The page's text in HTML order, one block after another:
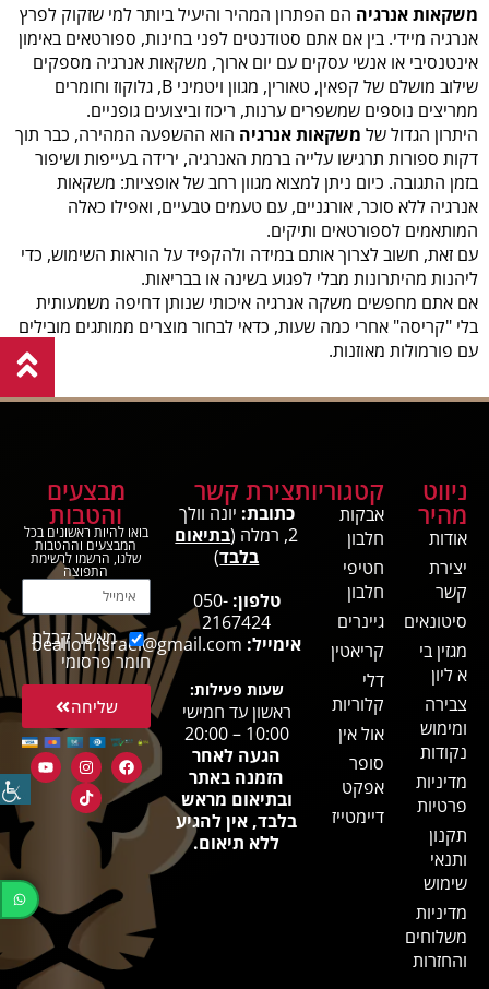
משקאות אנרגיה הם הפתרון המהיר והיעיל ביותר למי שזקוק לפרץ
אנרגיה מיידי. בין אם אתם סטודנטים לפני בחינות, ספורטאים באימון
אינטנסיבי או אנשי עסקים עם יום ארוך, משקאות אנרגיה מספקים
שילוב מושלם של קפאין, טאורין, מגוון ויטמיני B, גלוקוז וחומרים
ממריצים נוספים שמשפרים ערנות, ריכוז וביצועים גופניים.
היתרון הגדול של משקאות אנרגיה הוא ההשפעה המהירה, כבר תוך
דקות ספורות תרגישו עלייה ברמת האנרגיה, ירידה בעייפות ושיפור
בזמן התגובה. כיום ניתן למצוא מגוון רחב של אופציות: משקאות
אנרגיה ללא סוכר, אורגניים, עם טעמים טבעיים, ואפילו כאלה
המותאמים לספורטאים ותיקים.
עם זאת, חשוב לצרוך אותם במידה ולהקפיד על הוראות השימוש, כדי
ליהנות מהיתרונות מבלי לפגוע בשינה או בבריאות.
אם אתם מחפשים משקה אנרגיה איכותי שנותן דחיפה משמעותית
בלי "קריסה" אחרי כמה שעות, כדאי לבחור מוצרים ממותגים מובילים
עם פורמולות מאוזנות.
ניווט
מהיר
אודות
יצירת
קשר
סיטונאים
מגזין בי
א ליון
צבירה
ומימוש
נקודות
מדיניות
פרטיות
תקנון
ותנאי
שימוש
מדיניות
משלוחים
והחזרות
קטגוריות
אבקות
חלבון
חטיפי
חלבון
גיינרים
קריאטין
דלי
קלוריות
אול אין
סופר
אפקט
דיימטייז
יצירת קשר
כתובת: יונה וולך
2, רמלה (
בתיאום
בלבד)
טלפון: 050-
2167424
אימייל: bealion.israel@gmail.com
שעות פעילות:
ראשון עד חמישי
10:00 – 20:00
הגעה לאחר
הזמנה באתר
ובתיאום מראש
בלבד, אין להגיע
ללא תיאום.
מבצעים
והטבות
בואו להיות ראשונים בכל
המבצעים וההטבות
שלנו, הרשמו לרשימת
התפוצה
מאשר קבלת
חומר פרסומי
שליחה